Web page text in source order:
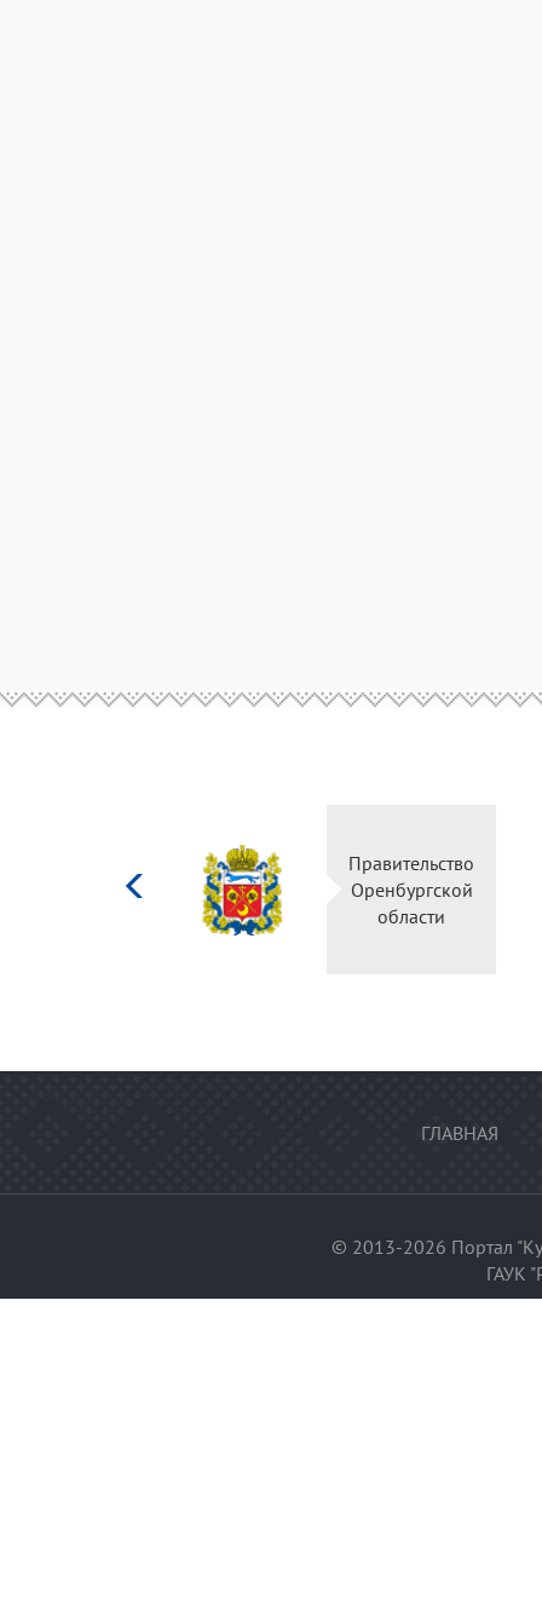
Правительство
Оренбургской
области
ГЛАВНАЯ
© 2013-2026 Портал
ГАУК